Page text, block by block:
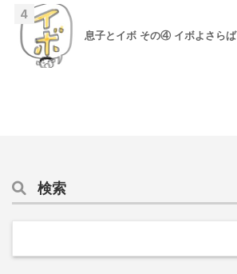
4
息子とイボ その④ イボよさらば
検索